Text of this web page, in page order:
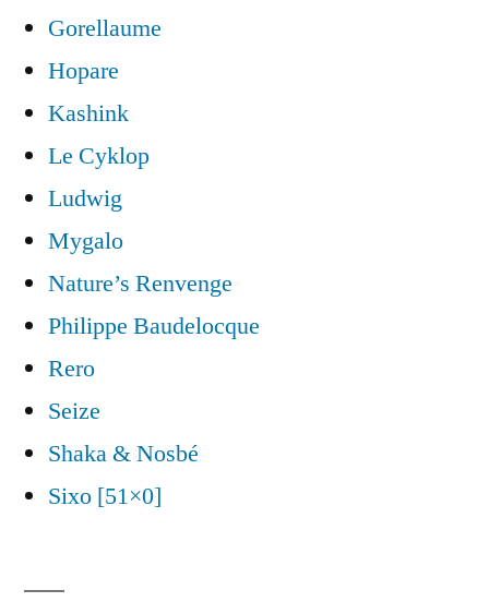
Gorellaume
Hopare
Kashink
Le Cyklop
Ludwig
Mygalo
Nature’s Renvenge
Philippe Baudelocque
Rero
Seize
Shaka & Nosbé
Sixo [51×0]